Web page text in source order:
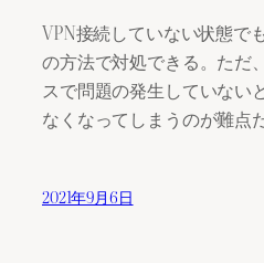
VPN接続していない状態で
の方法で対処できる。ただ
スで問題の発生していない
なくなってしまうのが難点だ
2021年9月6日